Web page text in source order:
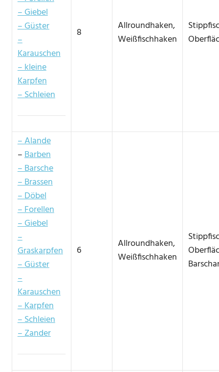
– Giebel
– Güster
–
Karauschen
– kleine
Karpfen
– Schleien
8
Allroundhaken,
Weißfischhaken
– Alande
–Barben
– Barsche
– Brassen
– Döbel
– Forellen
– Giebel
–
Graskarpfen
– Güster
–
Karauschen
– Karpfen
– Schleien
– Zander
6
Allroundhaken,
Weißfischhaken